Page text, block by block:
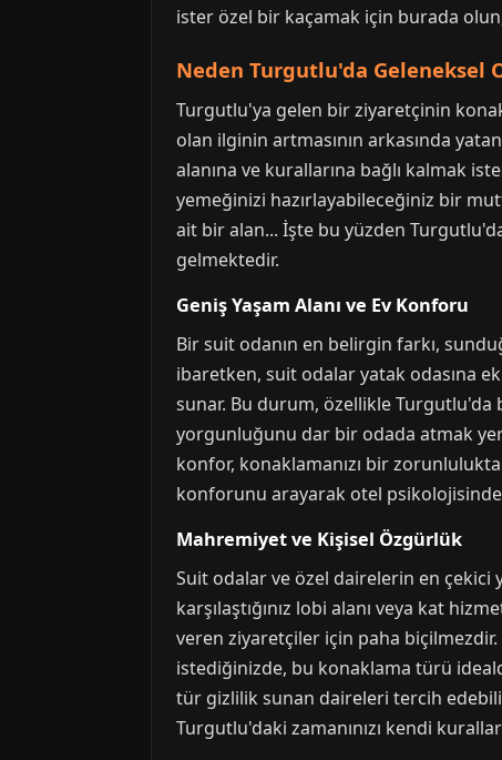
ister özel bir kaçamak için burada
Neden Turgutlu'da Geleneksel
Turgutlu'ya gelen bir ziyaretçinin
olan ilginin artmasının arkasında
alanına ve kurallarına bağlı kalmak
yemeğinizi hazırlayabileceğiniz bir
ait bir alan... İşte bu yüzden
gelmektedir.
Geniş Yaşam Alanı ve Ev Konforu
Bir suit odanın en belirgin farkı,
ibaretken, suit odalar yatak odasına
sunar. Bu durum, özellikle Turgutlu'da
yorgunluğunu dar bir odada atmak
konfor, konaklamanızı bir
konforunu arayarak otel
Mahremiyet ve Kişisel Özgürlük
Suit odalar ve özel dairelerin en
karşılaştığınız lobi alanı veya kat
veren ziyaretçiler için paha
istediğinizde, bu konaklama türü
tür gizlilik sunan daireleri tercih
Turgutlu'daki zamanınızı kendi